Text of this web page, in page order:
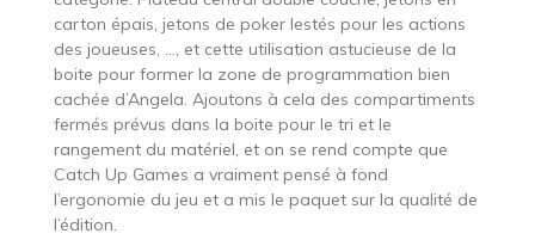
carton épais, jetons de poker lestés pour les actions
des joueuses, …, et cette utilisation astucieuse de la
boite pour former la zone de programmation bien
cachée d’Angela. Ajoutons à cela des compartiments
fermés prévus dans la boite pour le tri et le
rangement du matériel, et on se rend compte que
Catch Up Games a vraiment pensé à fond
l’ergonomie du jeu et a mis le paquet sur la qualité de
l’édition.